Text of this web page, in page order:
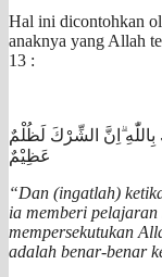
Hal ini dicontohkan
anaknya yang Allah
13 :
بِاللّٰهِ ۗاِنَّ الشِّرْكَ لَظُلْمٌ
عَظِيْمٌ
“Dan (ingatlah)
ia memberi
mempersekutukan
adalah benar-benar